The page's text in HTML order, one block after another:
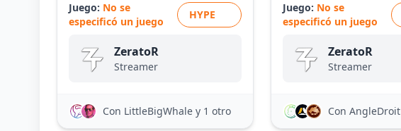
Juego: No se
especificó un juego
HYPE
ZeratoR
Streamer
Con LittleBigWhale y 1 otro
Juego: No se
especificó un juego
ZeratoR
Streamer
Con AngleDroit